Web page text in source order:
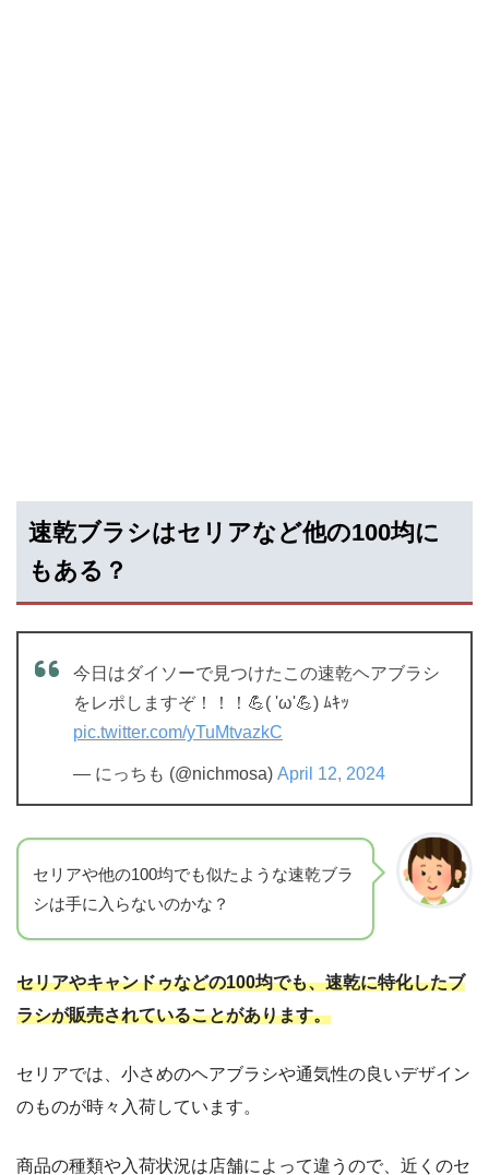
速乾ブラシはセリアなど他の100均に
もある？
今日はダイソーで見つけたこの速乾ヘアブラシ
をレポしますぞ！！！💪( 'ω'💪) ﾑｷｯ
pic.twitter.com/yTuMtvazkC
— にっちも (@nichmosa) April 12, 2024
セリアや他の100均でも似たような速乾ブラ
シは手に入らないのかな？
セリアやキャンドゥなどの100均でも、速乾に特化したブ
ラシが販売されていることがあります。
セリアでは、小さめのヘアブラシや通気性の良いデザイン
のものが時々入荷しています。
商品の種類や入荷状況は店舗によって違うので、近くのセ